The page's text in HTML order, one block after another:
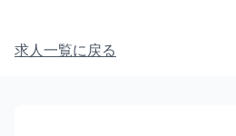
求人一覧に戻る